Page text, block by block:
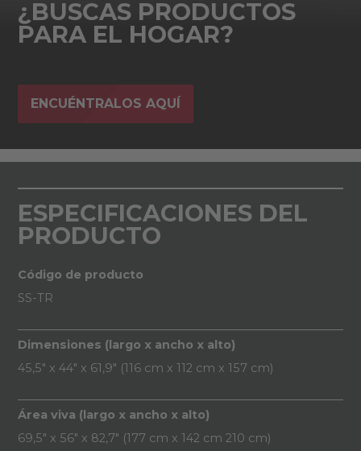
¿BUSCAS PRODUCTOS
PARA EL HOGAR?
ENCUÉNTRALOS AQUÍ
ESPECIFICACIONES DEL
PRODUCTO
Código de producto
SS-TR
Dimensiones (largo x ancho x alto)
45,5" x 44" x 61,9" (116 cm x 112 cm x 157 cm)
Área viva (largo x ancho x alto)
69,5" x 56" x 82,7" (177 cm x 142 cm 210 cm)